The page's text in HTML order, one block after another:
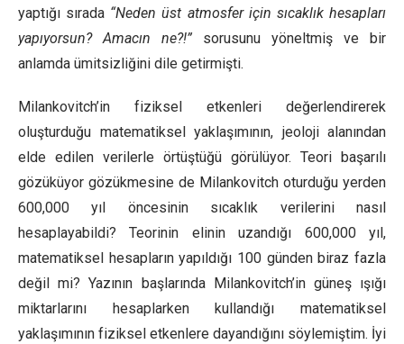
yaptığı sırada “Neden üst atmosfer için sıcaklık hesapları
yapıyorsun? Amacın ne?!” sorusunu yöneltmiş ve bir
anlamda ümitsizliğini dile getirmişti.
Milankovitch’in fiziksel etkenleri değerlendirerek
oluşturduğu matematiksel yaklaşımının, jeoloji alanından
elde edilen verilerle örtüştüğü görülüyor. Teori başarılı
gözüküyor gözükmesine de Milankovitch oturduğu yerden
600,000 yıl öncesinin sıcaklık verilerini nasıl
hesaplayabildi? Teorinin elinin uzandığı 600,000 yıl,
matematiksel hesapların yapıldığı 100 günden biraz fazla
değil mi? Yazının başlarında Milankovitch’in güneş ışığı
miktarlarını hesaplarken kullandığı matematiksel
yaklaşımının fiziksel etkenlere dayandığını söylemiştim. İyi